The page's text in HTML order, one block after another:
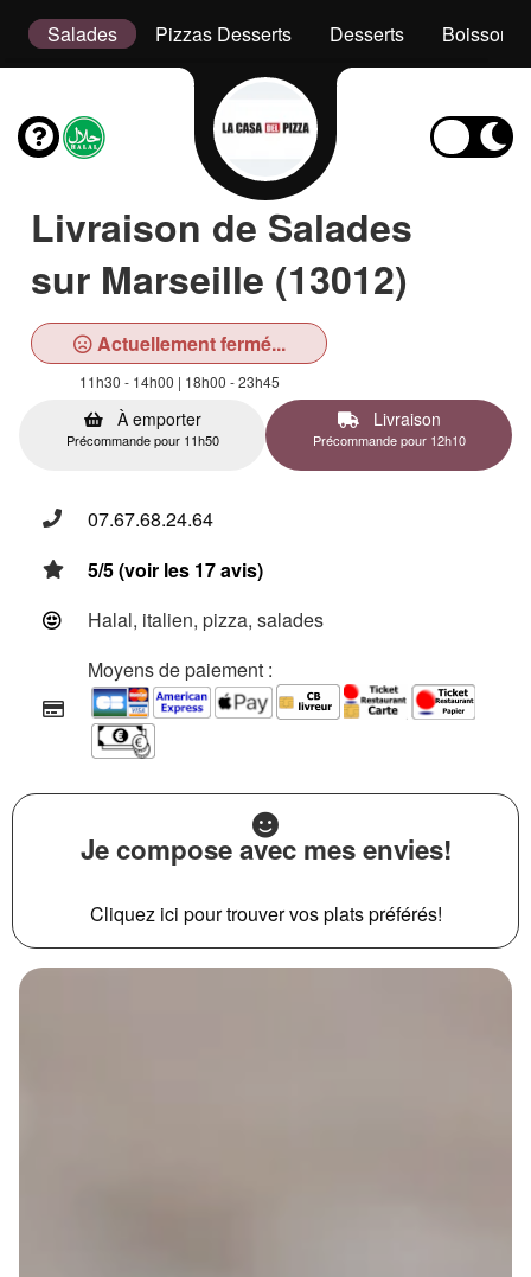
Salades Pizzas Desserts Desserts Boissons
Livraison de Salades
sur Marseille (13012)
Actuellement fermé...
11h30 - 14h00 | 18h00 - 23h45
À emporter
Précommande pour 11h50
Livraison
Précommande pour 12h10
07.67.68.24.64
5/5 (voir les 17 avis)
Halal, italien, pizza, salades
Moyens de paiement :
Je compose avec mes envies!
Cliquez ici pour trouver vos plats préférés!